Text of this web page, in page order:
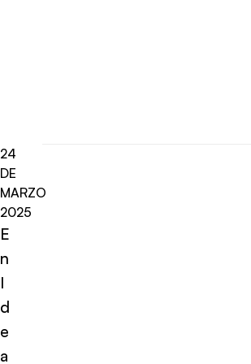
24
DE
MARZO
2025
E
n
I
d
e
a